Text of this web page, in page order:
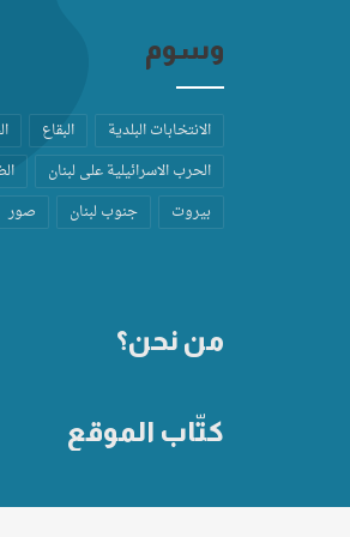
وسوم
الانتخابات البلدية البقاع
الحرب الاسرائيلية على لبنان
بيروت
جنوب لبنان صور
من نحن؟
كتّاب الموقع